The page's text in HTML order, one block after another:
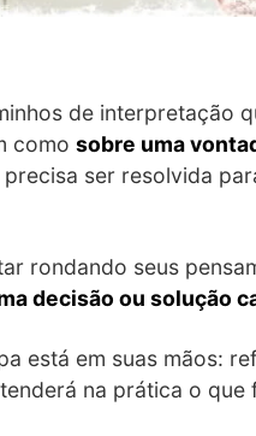
de interpretação
como sobre uma
ser resolvida
rondando seus
decisão ou solução
está em suas mãos:
na prática o